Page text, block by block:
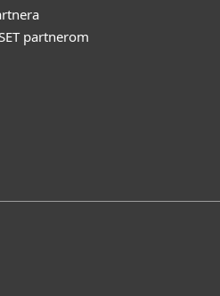
partnerom